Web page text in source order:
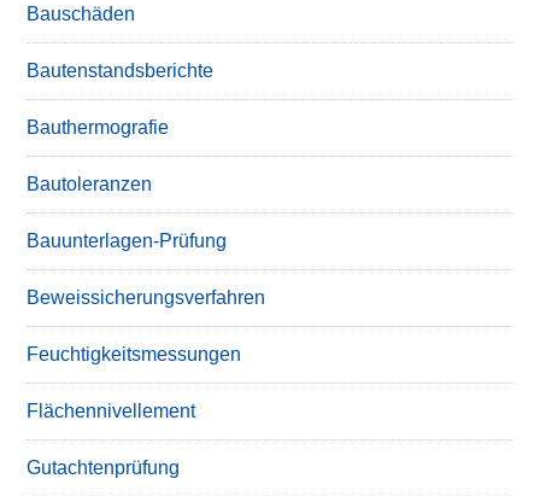
Bauschäden
Bautenstandsberichte
Bauthermografie
Bautoleranzen
Bauunterlagen-Prüfung
Beweissicherungsverfahren
Feuchtigkeitsmessungen
Flächennivellement
Gutachtenprüfung